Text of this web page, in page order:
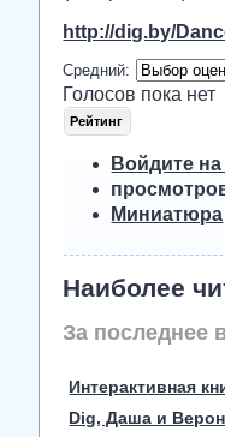
http://dig.by/
Средний:
Голосов пока нет
Войдите на
Миниатюра
Наиболее
За последнее
Интерактивная
Dig, Даша и